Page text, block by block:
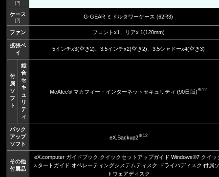
[?]
ケース
[?]
G-GEAR ミドルタワーケース (62R3)
ファン フロントx1、リアx 1(120mm)
拡張ベ
イ
5インチx3(空き2)、3.5インチx2(空き2)、3.5シャドーx4(空き3)
付
属
ソ
フ
ト
総
合
セ
キ
ュ
リ
テ
ィ
McAfee® マカフィー・インターネットセキュリティ (90日版) ※12
バック
アップ
ソフト
eX.Backup2※12
その他
付属品
eX.computer ガイドブック クイックセットアップガイド Windows®7 クイッ
スタートガイド オペレーティングシステムディスク ドライバディスク 付属
トウェアディスク